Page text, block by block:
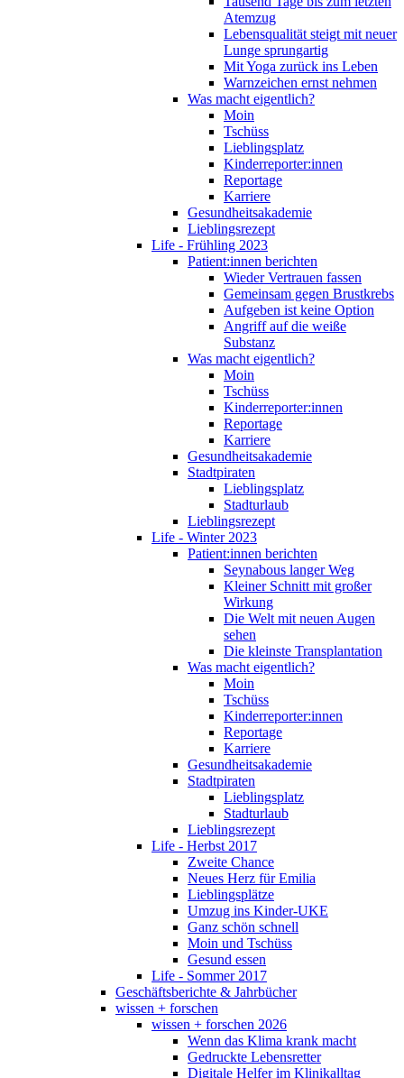
Atemzug
Lebensqualität steigt mit neuer
Lunge sprungartig
Mit Yoga zurück ins Leben
Warnzeichen ernst nehmen
Was macht eigentlich?
Moin
Tschüss
Lieblingsplatz
Kinderreporter:innen
Reportage
Karriere
Gesundheitsakademie
Lieblingsrezept
Life - Frühling 2023
Patient:innen berichten
Wieder Vertrauen fassen
Gemeinsam gegen Brustkrebs
Aufgeben ist keine Option
Angriff auf die weiße
Substanz
Was macht eigentlich?
Moin
Tschüss
Kinderreporter:innen
Reportage
Karriere
Gesundheitsakademie
Stadtpiraten
Lieblingsplatz
Stadturlaub
Lieblingsrezept
Life - Winter 2023
Patient:innen berichten
Seynabous langer Weg
Kleiner Schnitt mit großer
Wirkung
Die Welt mit neuen Augen
sehen
Die kleinste Transplantation
Was macht eigentlich?
Moin
Tschüss
Kinderreporter:innen
Reportage
Karriere
Gesundheitsakademie
Stadtpiraten
Lieblingsplatz
Stadturlaub
Lieblingsrezept
Life - Herbst 2017
Zweite Chance
Neues Herz für Emilia
Lieblingsplätze
Umzug ins Kinder-UKE
Ganz schön schnell
Moin und Tschüss
Gesund essen
Life - Sommer 2017
Geschäftsberichte & Jahrbücher
wissen + forschen
wissen + forschen 2026
Wenn das Klima krank macht
Gedruckte Lebensretter
Digitale Helfer im Klinikalltag